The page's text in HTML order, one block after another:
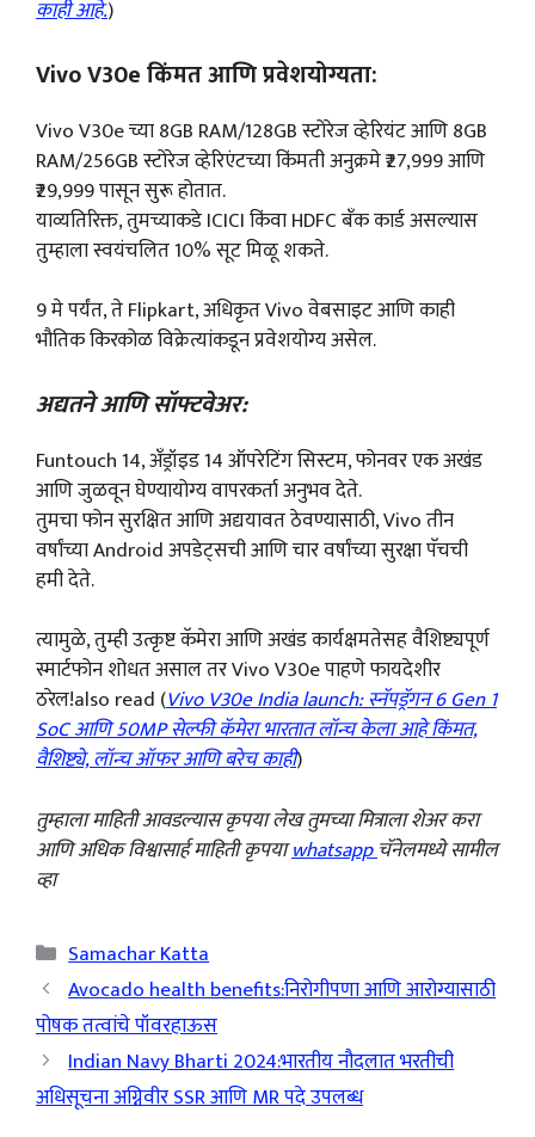
काही आहे.)
Vivo V30e किंमत आणि प्रवेशयोग्यता:
Vivo V30e च्या 8GB RAM/128GB स्टोरेज व्हेरियंट आणि 8GB
RAM/256GB स्टोरेज व्हेरिएंटच्या किंमती अनुक्रमे ₹27,999 आणि
₹29,999 पासून सुरू होतात.
याव्यतिरिक्त, तुमच्याकडे ICICI किंवा HDFC बँक कार्ड असल्यास
तुम्हाला स्वयंचलित 10% सूट मिळू शकते.
9 मे पर्यंत, ते Flipkart, अधिकृत Vivo वेबसाइट आणि काही
भौतिक किरकोळ विक्रेत्यांकडून प्रवेशयोग्य असेल.
अद्यतने आणि सॉफ्टवेअर:
Funtouch 14, अँड्रॉइड 14 ऑपरेटिंग सिस्टम, फोनवर एक अखंड
आणि जुळवून घेण्यायोग्य वापरकर्ता अनुभव देते.
तुमचा फोन सुरक्षित आणि अद्ययावत ठेवण्यासाठी, Vivo तीन
वर्षांच्या Android अपडेट्सची आणि चार वर्षांच्या सुरक्षा पॅचची
हमी देते.
त्यामुळे, तुम्ही उत्कृष्ट कॅमेरा आणि अखंड कार्यक्षमतेसह वैशिष्ट्यपूर्ण
स्मार्टफोन शोधत असाल तर Vivo V30e पाहणे फायदेशीर
ठरेल!also read (Vivo V30e India launch: स्नॅपड्रॅगन 6 Gen 1
SoC आणि 50MP सेल्फी कॅमेरा भारतात लॉन्च केला आहे किंमत,
वैशिष्ट्ये, लॉन्च ऑफर आणि बरेच काही)
तुम्हाला माहिती आवडल्यास कृपया लेख तुमच्या मित्राला शेअर करा
आणि अधिक विश्वासार्ह माहिती कृपयाwhatsappचॅनेलमध्ये सामील
व्हा
Categories
Samachar Katta
Avocado health benefits:निरोगीपणा आणि आरोग्यासाठी
पोषक तत्वांचे पॉवरहाऊस
Indian Navy Bharti 2024:भारतीय नौदलात भरतीची
अधिसूचना अग्निवीर SSR आणि MR पदे उपलब्ध